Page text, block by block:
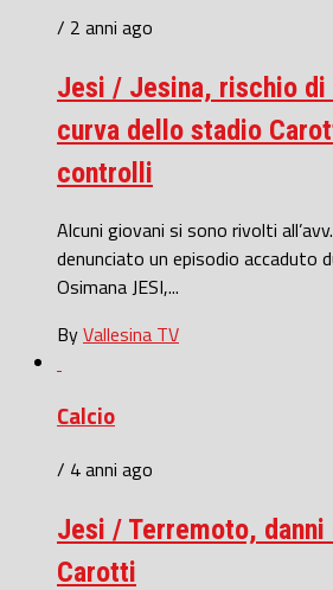
/ 2 anni ago
Jesi / Jesina, rischio
curva dello stadio
controlli
Alcuni giovani si sono rivolti
denunciato un episodio accaduto
Osimana JESI,...
ByVallesina TV
Calcio
/ 4 anni ago
Jesi / Terremoto,
Carotti